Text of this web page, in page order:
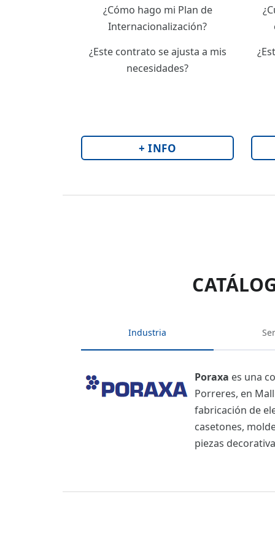
¿Cómo hago mi Plan de
Internacionalización?
¿Este contrato se ajusta a mis
necesidades?
+ INFO
Industria
Poraxa es una
Porreres, en
fabricación de
casetones,
piezas